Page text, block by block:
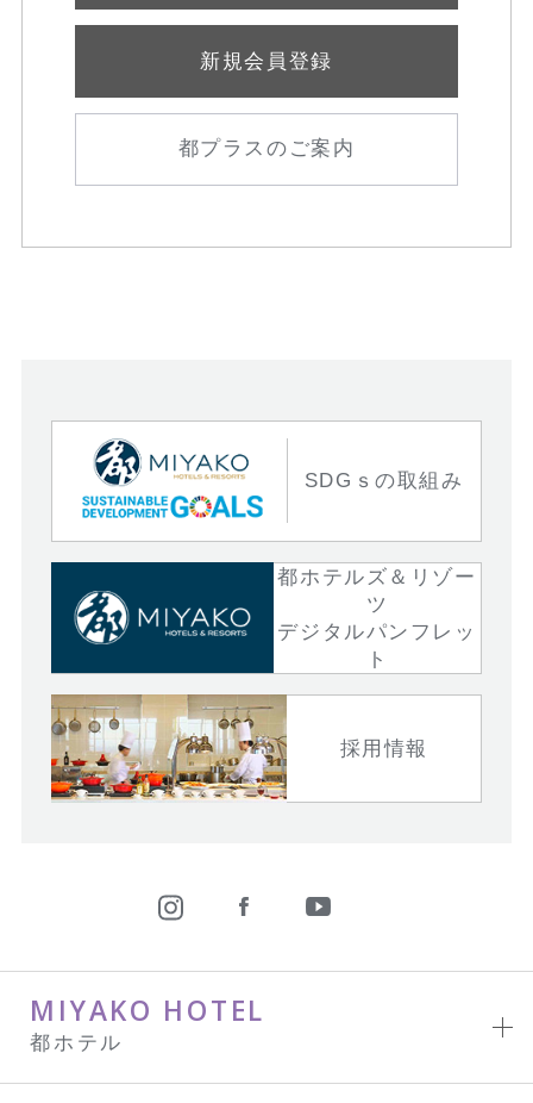
新規会員登録
都プラスのご案内
SDGｓの取組み
都ホテルズ＆リゾー
ツ
デジタルパンフレッ
ト
採用情報
MIYAKO HOTEL
都ホテル